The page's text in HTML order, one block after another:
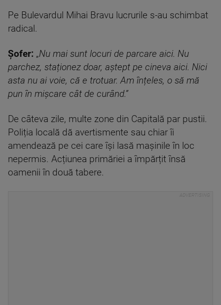
Pe Bulevardul Mihai Bravu lucrurile s-au schimbat
radical.
Șofer: „Nu mai sunt locuri de parcare aici. Nu
parchez, staționez doar, aștept pe cineva aici. Nici
asta nu ai voie, că e trotuar. Am înțeles, o să mă
pun în mișcare cât de curând.”
De câteva zile, multe zone din Capitală par pustii.
Poliția locală dă avertismente sau chiar îi
amendează pe cei care își lasă mașinile în loc
nepermis. Acțiunea primăriei a împărțit însă
oamenii în două tabere.